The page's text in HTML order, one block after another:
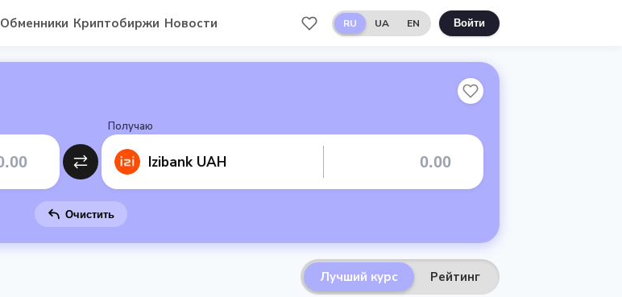
Обменники Криптобиржи Новости RU UA EN Войти
Получаю
Izibank UAH
Очистить
Лучший курс Рейтинг